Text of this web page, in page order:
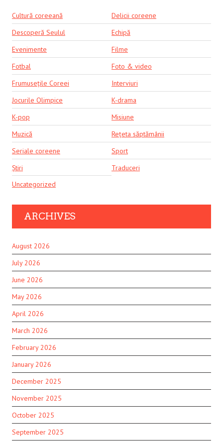
Cultură coreeană
Delicii coreene
Descoperă Seulul
Echipă
Evenimente
Filme
Fotbal
Foto & video
Frumusețile Coreei
Interviuri
Jocurile Olimpice
K-drama
K-pop
Misiune
Muzică
Rețeta săptămânii
Seriale coreene
Sport
Știri
Traduceri
Uncategorized
ARCHIVES
August 2026
July 2026
June 2026
May 2026
April 2026
March 2026
February 2026
January 2026
December 2025
November 2025
October 2025
September 2025